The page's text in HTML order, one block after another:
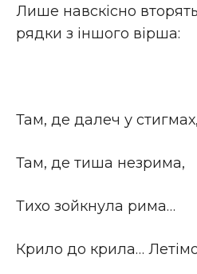
Лише навскісно
рядки з іншого вірша:
Там, де далеч у стигмах,
Там, де тиша незрима,
Тихо зойкнула рима…
Крило до крила…